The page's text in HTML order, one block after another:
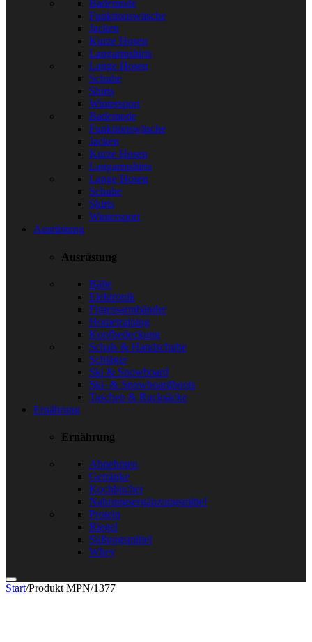
Bademode
Funktionswäsche
Jacken
Kurze Hosen
Langarmshirts
Lange Hosen
Schuhe
Shirts
Wintersport
Bademode
Funktionswäsche
Jacken
Kurze Hosen
Langarmshirts
Lange Hosen
Schuhe
Shirts
Wintersport
Ausrüstung
Ausrüstung
Bälle
Elektronik
Fitnessarmbänder
Hometraining
Kopfbedeckung
Schals & Handschuhe
Schläger
Ski & Snowboard
Ski- & Snowboardboots
Taschen & Rucksäcke
Ernährung
Ernährung
Abnehmen
Getränke
Kochbücher
Nahrungsergänzungsmittel
Protein
Riegel
Süßungsmittel
Whey
Start/Produkt MPN/1377